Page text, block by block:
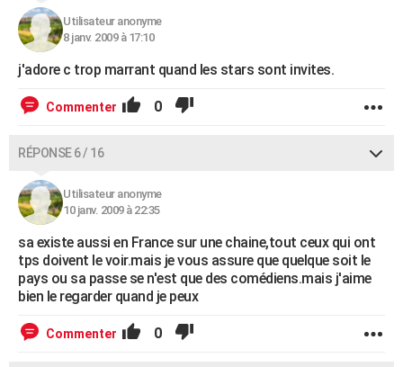
Utilisateur anonyme
8 janv. 2009 à 17:10
j'adore c trop marrant quand les stars sont invites.
Commenter 0
RÉPONSE 6 / 16
Utilisateur anonyme
10 janv. 2009 à 22:35
sa existe aussi en France sur une chaine,tout ceux qui ont
tps doivent le voir.mais je vous assure que quelque soit le
pays ou sa passe se n'est que des comédiens.mais j'aime
bien le regarder quand je peux
Commenter 0